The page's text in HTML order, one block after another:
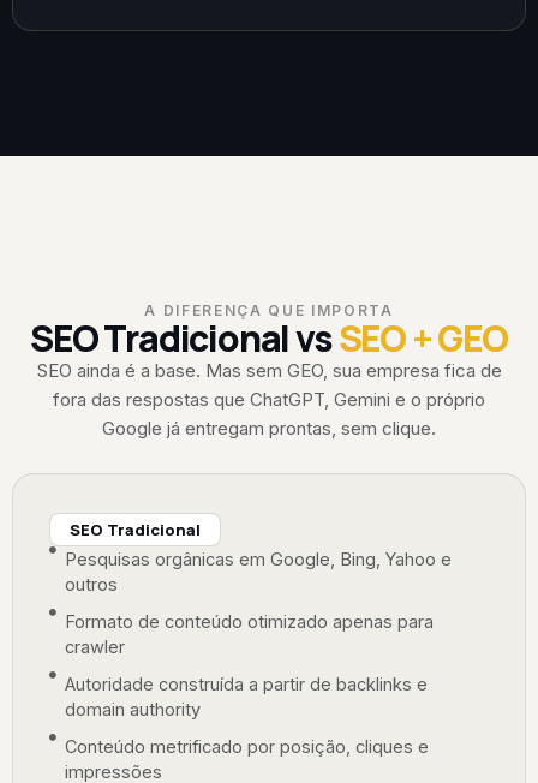
A DIFERENÇA QUE IMPORTA
SEO Tradicional vsSEO + GEO
SEO ainda é a base. Mas sem GEO, sua empresa fica de
fora das respostas que ChatGPT, Gemini e o próprio
Google já entregam prontas, sem clique.
SEO Tradicional
Pesquisas orgânicas em Google, Bing, Yahoo e
outros
Formato de conteúdo otimizado apenas para
crawler
Autoridade construída a partir de backlinks e
domain authority
Conteúdo metrificado por posição, cliques e
impressões